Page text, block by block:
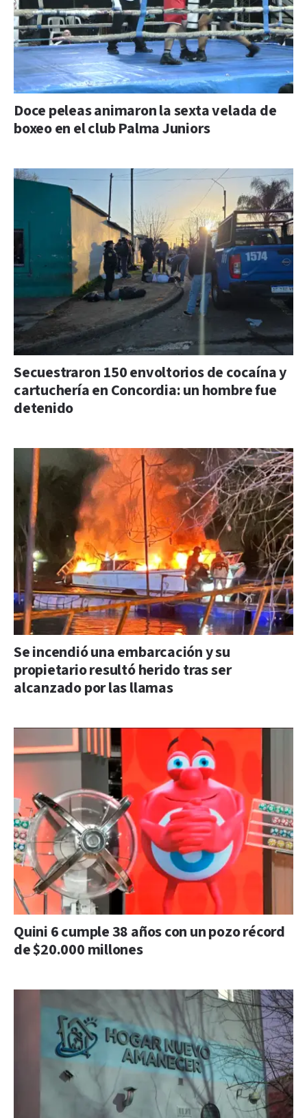
Doce peleas animaron la sexta velada de
boxeo en el club Palma Juniors
Secuestraron 150 envoltorios de cocaína y
cartuchería en Concordia: un hombre fue
detenido
Se incendió una embarcación y su
propietario resultó herido tras ser
alcanzado por las llamas
Quini 6 cumple 38 años con un pozo récord
de $20.000 millones